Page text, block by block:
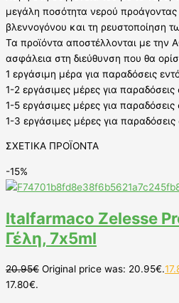
μεγάλη ποσότητα νερού προάγοντας
βλεννογόνου και τη ρευστοποίηση
Τα προϊόντα αποστέλλονται με την
ασφάλεια στη διεύθυνση που θα
1 εργάσιμη μέρα για παραδόσεις
1-2 εργάσιμες μέρες για παραδόσεις
1-5 εργάσιμες μέρες για παραδόσεις
1-3 εργάσιμες μέρες για παραδόσεις
ΣΧΕΤΙΚΑ ΠΡΟΪΟΝΤΑ
-15%
Italfarmaco Zelesse
Γέλη, 7x5ml
20.95€ Original price was: 20.95€.
17.80€.